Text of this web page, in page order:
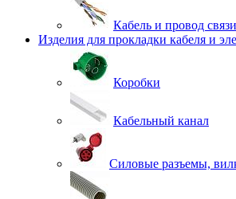
Кабель и провод связи
Изделия для прокладки кабеля и
Коробки
Кабельный канал
Силовые разъемы,